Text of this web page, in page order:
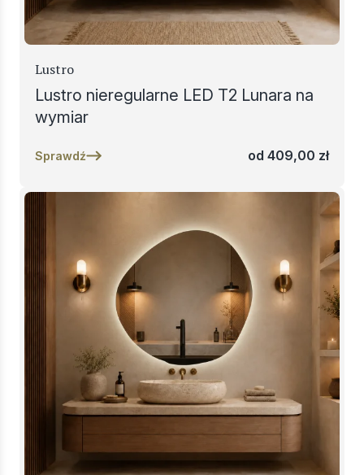
Lustro
Lustro nieregularne LED T2 Lunara na
wymiar
Sprawdź od 409,00 zł